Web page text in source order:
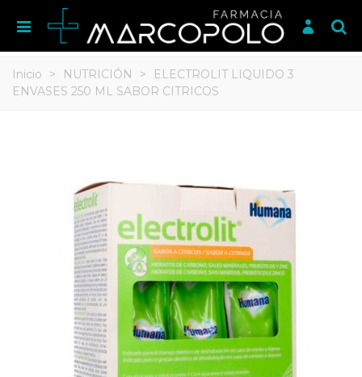
Inicio > NUTRICIÓN >
ELECTROLIT LIQUIDO 3
ENVASES 250 ML SABOR CITRICOS